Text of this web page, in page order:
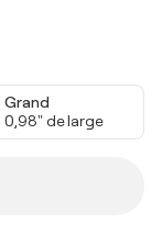
Grand
0,98" de large